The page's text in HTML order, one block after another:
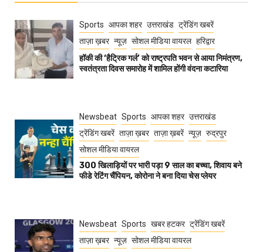
Sports आपका शहर उत्तराखंड ट्रेंडिंग खबरें
ताज़ा ख़बर न्यूज़ सोशल मीडिया वायरल हरिद्वार
हॉकी की ‘हैट्रिक गर्ल’ को राष्ट्रपति भवन से आया निमंत्रण,
स्वतंत्रता दिवस समारोह में शामिल होंगी वंदना कटारिया
Newsbeat Sports आपका शहर उत्तराखंड
ट्रेंडिंग खबरें ताज़ा ख़बर ताज़ा ख़बरें न्यूज़ रुद्रपुर
सोशल मीडिया वायरल
300 खिलाड़ियों पर भारी पड़ा 9 साल का बच्चा, शिवाय बने
फीडे रेटिंग चैंपियन, कोरोना ने बना दिया चेस प्लेयर
Newsbeat Sports खबर हटकर ट्रेंडिंग खबरें
ताज़ा ख़बर न्यूज़ सोशल मीडिया वायरल